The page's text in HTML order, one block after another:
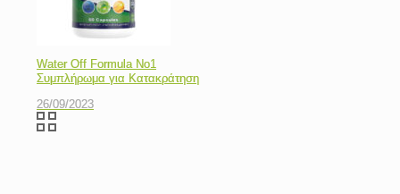
Water Off Formula Νο1
Συμπλήρωμα για Κατακράτηση
26/09/2023